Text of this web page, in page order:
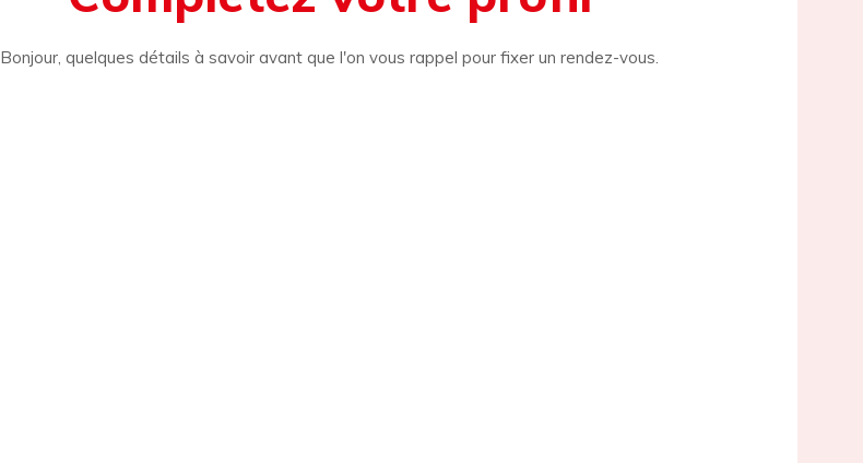
Bonjour, quelques détails à savoir avant que l'on vous rappel pour fixer un rendez-vous.